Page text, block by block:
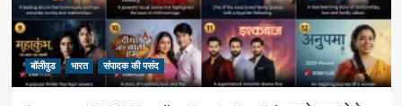
बॉलीवुड भारत संपादक की पसंद